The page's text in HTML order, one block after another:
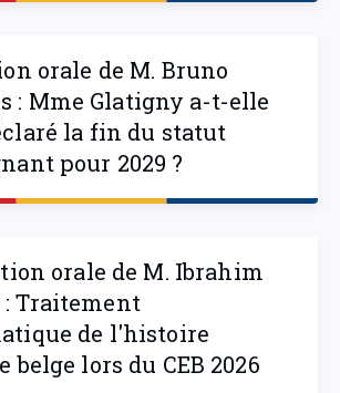
orale de M. Bruno
: Mme Glatigny a-t-elle
la fin du statut
pour 2029 ?
orale de M. Ibrahim
: Traitement
de l'histoire
belge lors du CEB 2026